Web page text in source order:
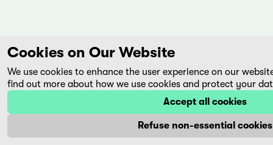
Cookies on Our Website
We use cookies to enhance the user experience on our
find out more about how we use cookies and protect your
Accept all cookies
Refuse non-essential cookies